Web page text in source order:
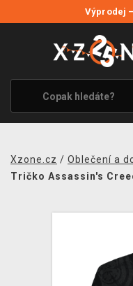
Výprodej
VÝPRODEJ
VIDEOHRY
XZONE ORIGINALS
TÉMATIKY
MERCHANDISE
Xzone.cz / Oblečení a
Tričko Assassin's